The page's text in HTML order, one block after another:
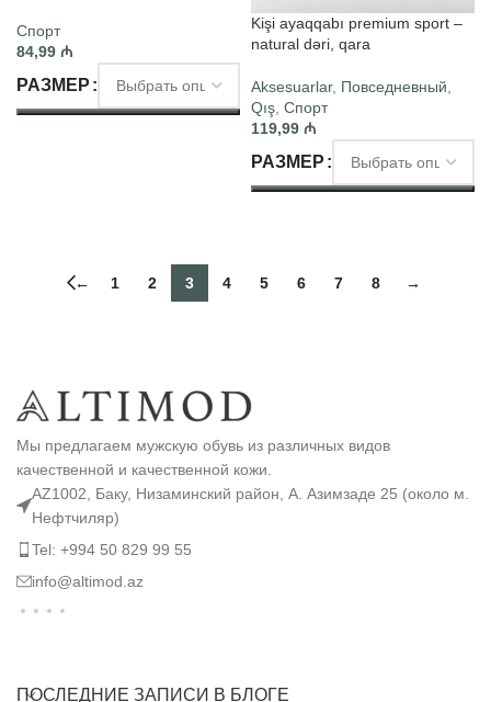
Спорт
84,99 ₼
РАЗМЕР
Kişi ayaqqabı premium sport –
natural dəri, qara
Aksesuarlar, Повседневный
Qış Спорт
119,99 ₼
РАЗМЕР
← 1 2 3 4 5 6 7 8 →
Мы предлагаем мужскую обувь из различных видов
качественной и качественной кожи.
AZ1002, Баку, Низаминский район, А. Азимзаде 25 (около м.
Нефтчиляр)
Tel: +994 50 829 99 55
info@altimod.az
ПОСЛЕДНИЕ ЗАПИСИ В БЛОГЕ